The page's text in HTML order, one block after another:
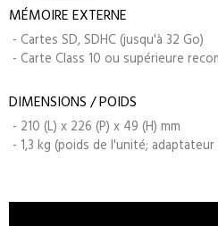
MÉMOIRE EXTERNE
- Cartes SD, SDHC (jusqu'à 32 Go)
- Carte Class 10 ou supérieure
DIMENSIONS / POIDS
- 210 (L) x 226 (P) x 49 (H) mm
- 1,3 kg (poids de l'unité;